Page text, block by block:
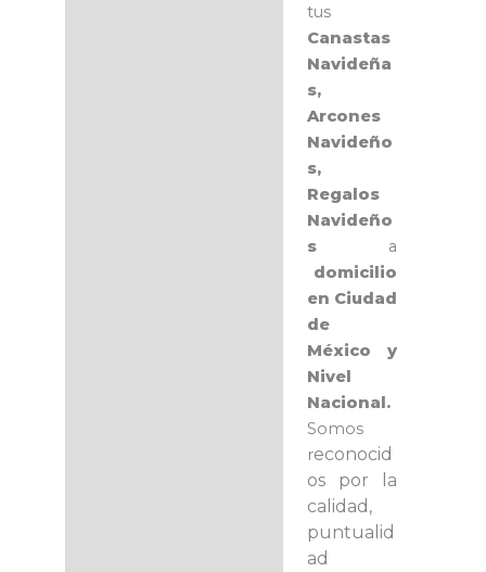
tus
Canastas
Navideña
s,
Arcones
Navideño
s,
Regalos
Navideño
s a
domicilio
en Ciudad
de
México y
Nivel
Nacional.
Somos
reconocid
os por la
calidad,
puntualid
ad